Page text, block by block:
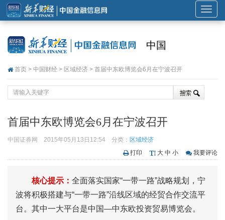
展
开
中国
首页 > 中国财经 > 区域经济 > 首届中东欧博览会6月在宁波召开
首届中东欧博览会6月在宁波召开
中国证券网 2015年05月13日12:54 分类： 区域经济
打印
大 中 小 我要评论
核心提示： 全面落实国家“一带一路”战略规划，宁
波将积极搭建与“一带一路”沿线区域的经贸合作交流平
台。其中一大平台是中国—中东欧投资贸易博览会。